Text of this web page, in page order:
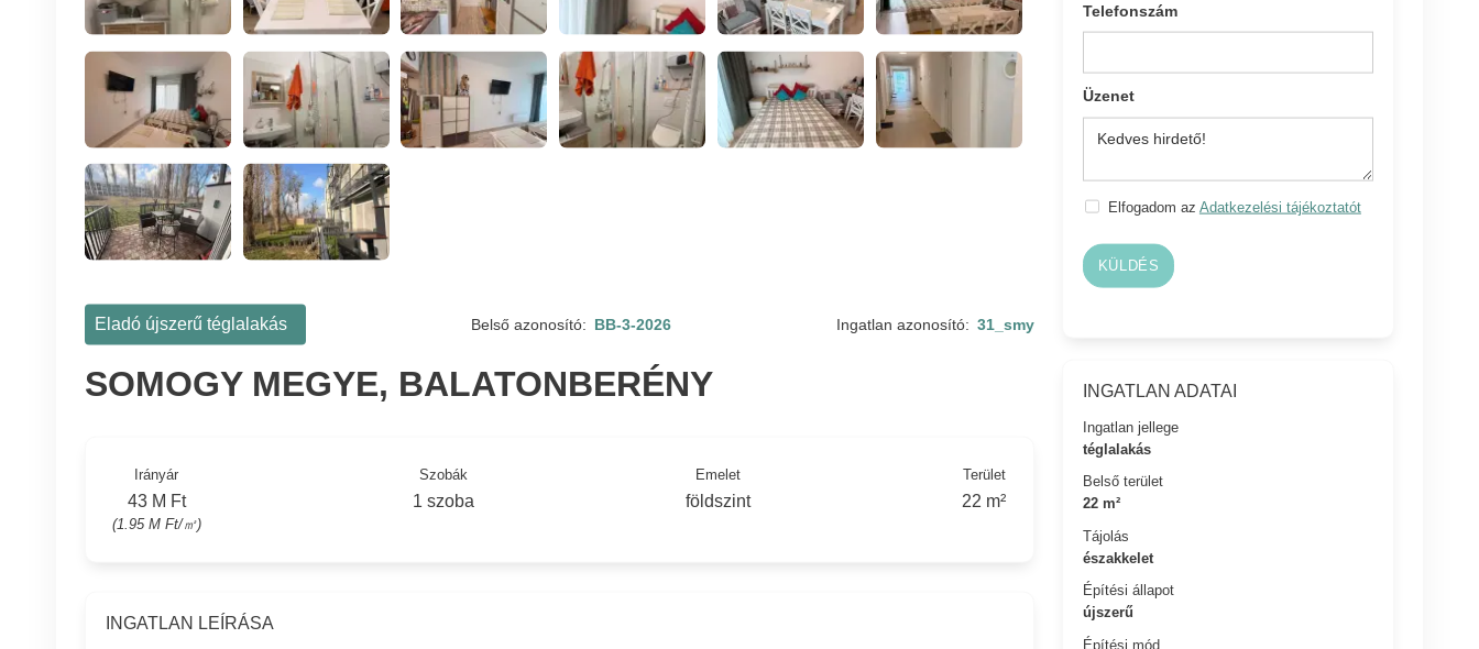
Telefonszám
Üzenet
Elfogadom az Adatkezelési tájékoztatót
KÜLDÉS
INGATLAN ADATAI
Ingatlan jellege
téglalakás
Belső terület
22 m²
Tájolás
északkelet
Építési állapot
újszerű
Építési mód
Eladó újszerű téglalakás Belső azonosító: BB-3-2026 Ingatlan azonosító: 31_smy
SOMOGY MEGYE, BALATONBERÉNY
Irányár
43 M Ft
(1.95 M Ft/㎡)
Szobák
1 szoba
Emelet
földszint
Terület
22 m²
INGATLAN LEÍRÁSA